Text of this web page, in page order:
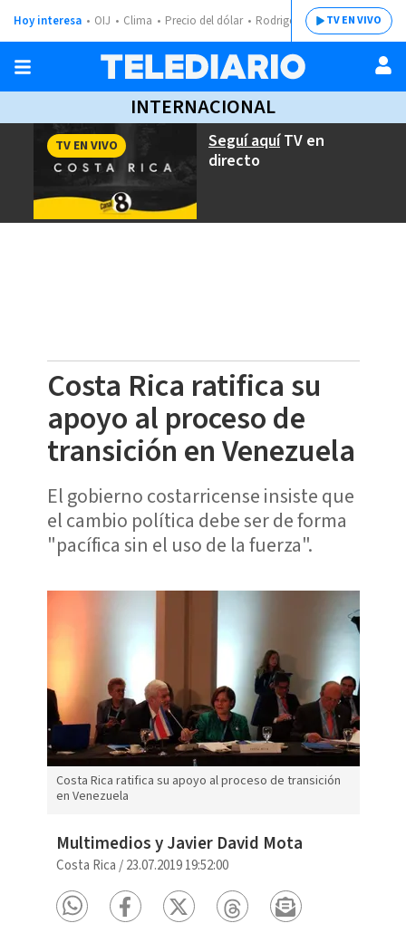
Hoy interesa OIJ Clima Precio del dólar Rodrigo ChavesTV EN VIVO
INTERNACIONAL
Seguí aquíTV en
directo
TV EN VIVO
Costa Rica ratifica su
apoyo al proceso de
transición en Venezuela
El gobierno costarricense insiste que
el cambio política debe ser de forma
"pacífica sin el uso de la fuerza".
Costa Rica ratifica su apoyo al proceso de transición
en Venezuela
Multimedios y Javier David Mota
Costa Rica /23.07.2019 19:52:00